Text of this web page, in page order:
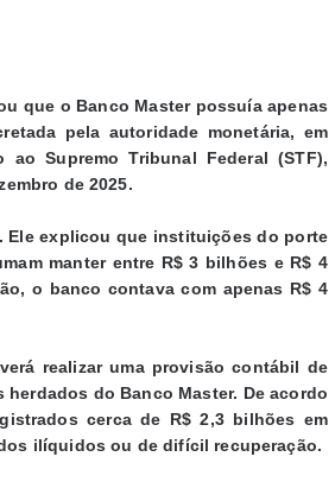
que o Banco Master possuía apenas
pela autoridade monetária, em
Supremo Tribunal Federal (STF),
de 2025.
Ele explicou que instituições do porte
manter entre R$ 3 bilhões e R$ 4
o banco contava com apenas R$ 4
realizar uma provisão contábil de
do Banco Master. De acordo
cerca de R$ 2,3 bilhões em
ilíquidos ou de difícil recuperação.